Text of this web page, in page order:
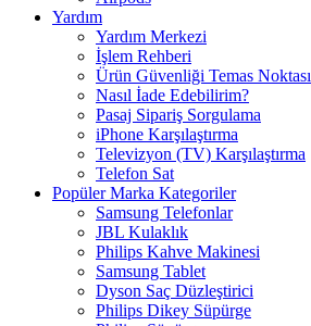
Yardım
Yardım Merkezi
İşlem Rehberi
Ürün Güvenliği Temas Noktası
Nasıl İade Edebilirim?
Pasaj Sipariş Sorgulama
iPhone Karşılaştırma
Televizyon (TV) Karşılaştırma
Telefon Sat
Popüler Marka Kategoriler
Samsung Telefonlar
JBL Kulaklık
Philips Kahve Makinesi
Samsung Tablet
Dyson Saç Düzleştirici
Philips Dikey Süpürge